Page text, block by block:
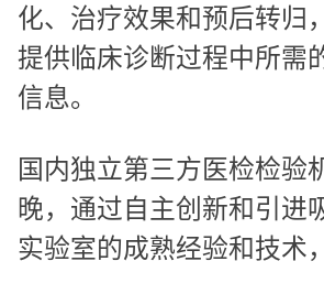
化、治疗效果和预后转归
提供临床诊断过程中所需
信息。
国内独立第三方医检检验
晚，通过自主创新和引进
实验室的成熟经验和技术